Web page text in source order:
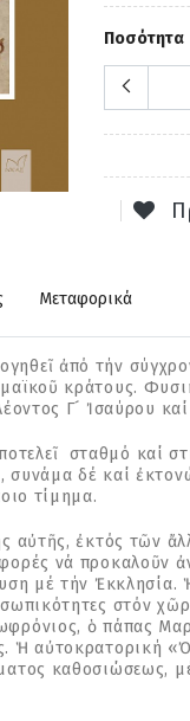
Ποσότητα
Μεταφορικά
ἀπό τήν
κράτους.
Γ´ Ἰσαύρου
σταθμό καί
δέ καί
τίμημα.
αὐτῆς, ἐκτός τῶν
νά προκαλοῦν
μέ τήν
στόν
ὁ πάπας
Ἡ αὐτοκρατορική
καθοσιώσεως,